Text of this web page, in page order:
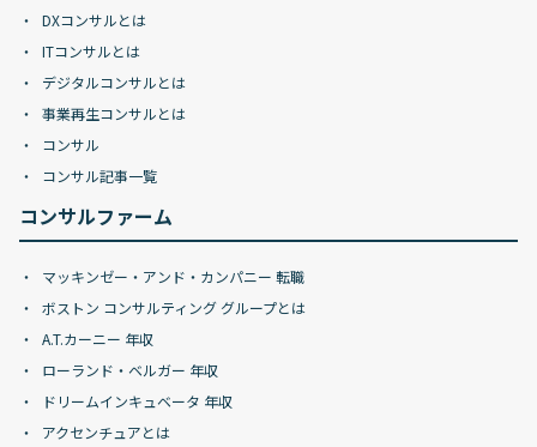
DXコンサルとは
ITコンサルとは
デジタルコンサルとは
事業再生コンサルとは
コンサル
コンサル記事一覧
コンサルファーム
マッキンゼー・アンド・カンパニー 転職
ボストン コンサルティング グループとは
A.T.カーニー 年収
ローランド・ベルガー 年収
ドリームインキュベータ 年収
アクセンチュアとは